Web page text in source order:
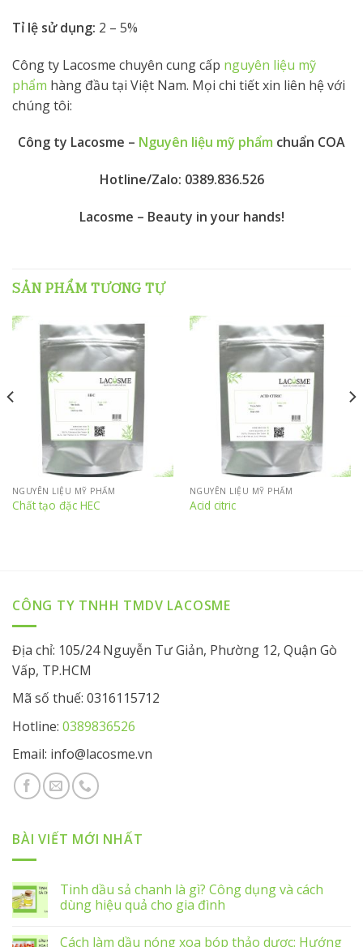
Tỉ lệ sử dụng: 2 – 5%
Công ty Lacosme chuyên cung cấp nguyên liệu mỹ
phẩm hàng đầu tại Việt Nam. Mọi chi tiết xin liên hệ với
chúng tôi:
Công ty Lacosme – Nguyên liệu mỹ phẩm chuẩn COA
Hotline/Zalo: 0389.836.526
Lacosme – Beauty in your hands!
SẢN PHẨM TƯƠNG TỰ
NGUYÊN LIỆU MỸ PHẨM
Chất tạo đặc HEC
NGUYÊN LIỆU MỸ PHẨM
Acid citric
CÔNG TY TNHH TMDV LACOSME
Địa chỉ: 105/24 Nguyễn Tư Giản, Phường 12, Quận Gò
Vấp, TP.HCM
Mã số thuế: 0316115712
Hotline: 0389836526
Email: info@lacosme.vn
BÀI VIẾT MỚI NHẤT
Tinh dầu sả chanh là gì? Công dụng và cách
dùng hiệu quả cho gia đình
Cách làm dầu nóng xoa bóp thảo dược: Hướng